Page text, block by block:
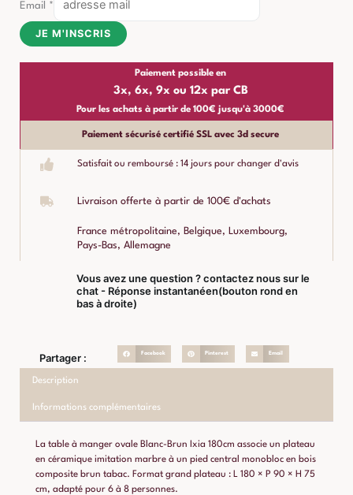
Email *
JE M'INSCRIS
Paiement possible en
3x, 6x, 9x ou 12x par CB
Pour les achats à partir de 100€ jusqu'à 3000€
Paiement sécurisé certifié SSL avec 3d secure
Satisfait ou remboursé : 14 jours pour changer d'avis
Livraison offerte à partir de 100€ d'achats
France métropolitaine, Belgique, Luxembourg,
Pays-Bas, Allemagne
Vous avez une question ? contactez nous sur le
chat - Réponse instantanéen(bouton rond en
bas à droite)
Partager : Facebook Pinterest Email
Description
Informations complémentaires
La table à manger ovale Blanc-Brun Ixia 180cm associe un plateau
en céramique imitation marbre à un pied central monobloc en bois
composite brun tabac. Format grand plateau : L 180 × P 90 × H 75
cm, adapté pour 6 à 8 personnes.